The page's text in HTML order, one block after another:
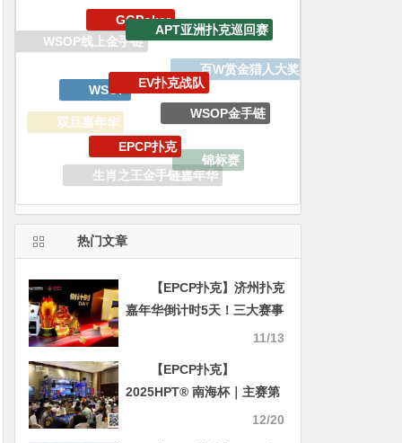
德州扑克
WSOP天堂岛
WSOP
EV扑克战队
WSOP金手链
锦标赛
生肖之王金手链嘉年华
EPCP扑克
热门文章
【EPCP扑克】济州扑克
嘉年华倒计时5天！三大赛事
11/13
【EPCP扑克】
2025HPT® 南海杯｜主赛第
二轮结束，张新以1,490,000
12/20